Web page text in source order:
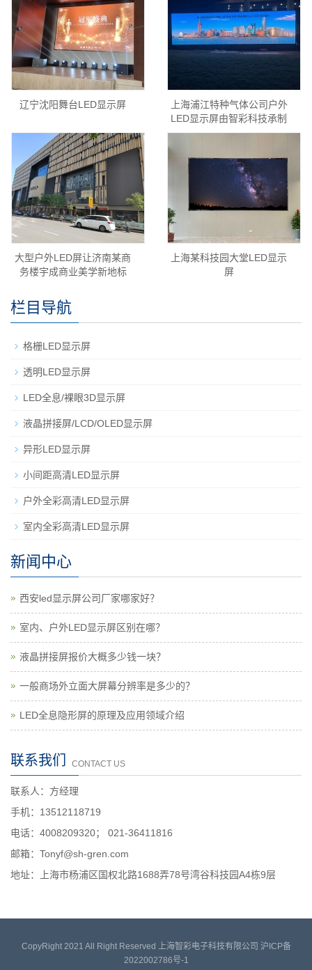
辽宁沈阳舞台LED显示屏
上海浦江特种气体公司户外
LED显示屏由智彩科技承制
大型户外LED屏让济南某商
务楼宇成商业美学新地标
上海某科技园大堂LED显示
屏
栏目导航
格栅LED显示屏
透明LED显示屏
LED全息/裸眼3D显示屏
液晶拼接屏/LCD/OLED显示屏
异形LED显示屏
小间距高清LED显示屏
户外全彩高清LED显示屏
室内全彩高清LED显示屏
新闻中心
西安led显示屏公司厂家哪家好？
室内、户外LED显示屏区别在哪？
液晶拼接屏报价大概多少钱一块？
一般商场外立面大屏幕分辨率是多少的？
LED全息隐形屏的原理及应用领域介绍
联系我们 CONTACT US
联系人：方经理
手机：13512118719
电话：4008209320； 021-36411816
邮箱：Tonyf@sh-gren.com
地址：上海市杨浦区国权北路1688弄78号湾谷科技园A4栋9层
CopyRight 2021 All Right Reserved 上海智彩电子科技有限公司 沪ICP备
2022002786号-1